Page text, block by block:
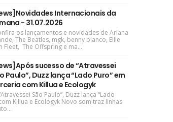
Internacionais da
- 31.07.2026
os lançamentos e novidades de Ariana
The Beatles, mgk, benny blanco, Ellie
Fleet, The Offspring e ma...
sucesso de “Atravessei
Paulo”, Duzz lança “Lado Puro” em
com Killua e Ecologyk
São Paulo”, Duzz lança “Lado
Killua e Ecologyk Novo som traz linhas